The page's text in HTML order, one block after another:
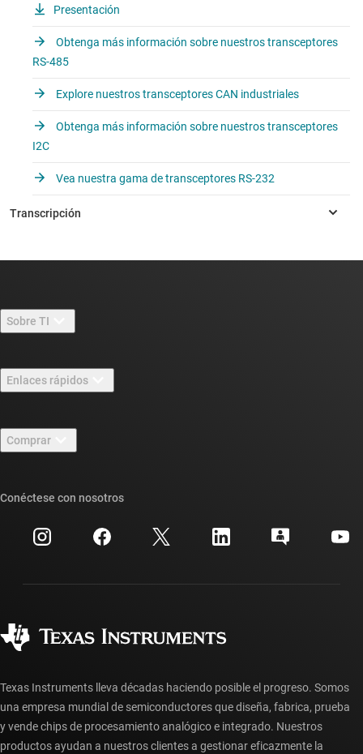
Presentación
Obtenga más información sobre nuestros transceptores
RS-485
Explore nuestros transceptores CAN industriales
Obtenga más información sobre nuestros transceptores
I2C
Vea nuestra gama de transceptores RS-232
Sobre TI
Carreras laborales
Sala de redacción
Eventos
Relaciones con los inversionistas
Enlaces rápidos
Foros de soporte de diseño de TI E2E™
Búsqueda de referencias cruzadas
Centro de atención al cliente
Preguntas frecuentes sobre la cuenta myTI
Comprar
Preguntas frecuentes sobre pedidos
Conéctese con nosotros
Texas Instruments lleva décadas haciendo posible el progreso. Somos
una empresa mundial de semiconductores que diseña, fabrica, prueba
y vende chips de procesamiento analógico e integrado. Nuestros
productos ayudan a nuestros clientes a gestionar eficazmente la